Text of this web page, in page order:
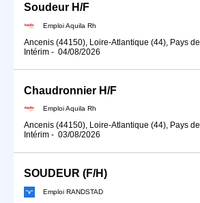
Soudeur H/F
Emploi Aquila Rh
Ancenis (44150), Loire-Atlantique (44), Pays
Intérim - 04/08/2026
Chaudronnier H/F
Emploi Aquila Rh
Ancenis (44150), Loire-Atlantique (44), Pays
Intérim - 03/08/2026
SOUDEUR (F/H)
Emploi RANDSTAD